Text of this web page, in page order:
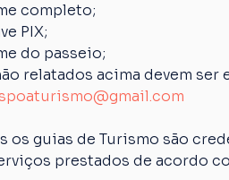
completo;
PIX;
do passeio;
relatados acima devem
os guias de Turismo são
prestados de acordo